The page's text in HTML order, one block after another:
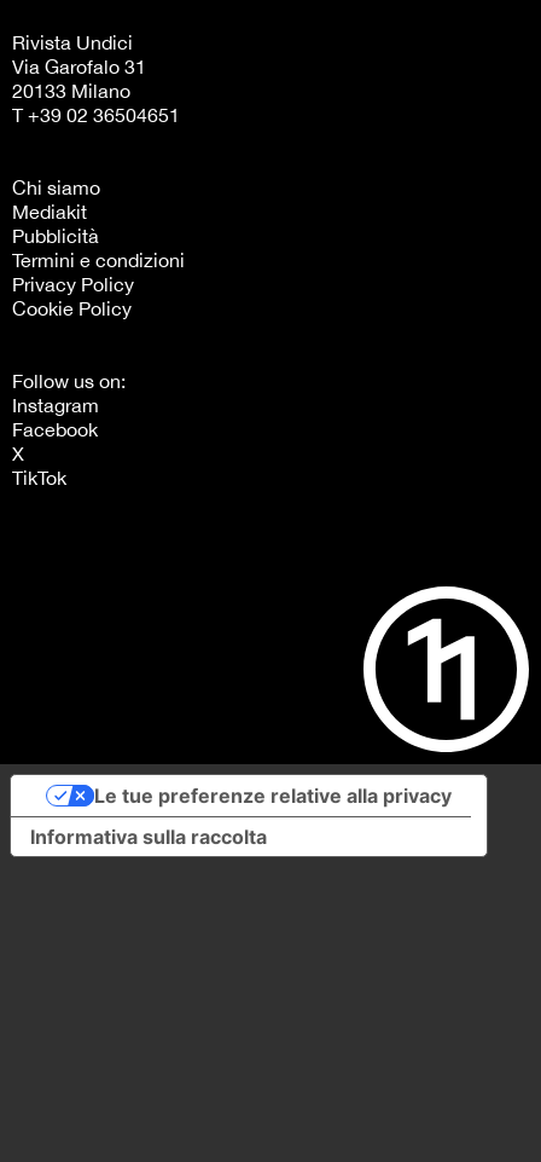
Rivista Undici
Via Garofalo 31
20133 Milano
T +39 02 36504651
Chi siamo
Mediakit
Pubblicità
Termini e condizioni
Privacy Policy
Cookie Policy
Follow us on:
Instagram
Facebook
X
TikTok
Informativa sulla raccolta
Le tue preferenze relative alla privacy